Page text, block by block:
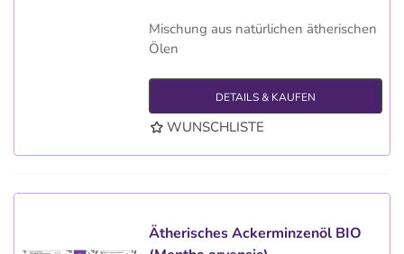
Mischung aus natürlichen ätherischen
Ölen
DETAILS & KAUFEN
WUNSCHLISTE
Ätherisches Ackerminzenöl BIO